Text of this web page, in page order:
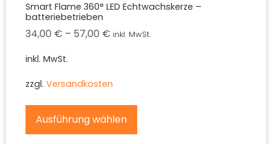
Smart Flame 360° LED Echtwachskerze –
batteriebetrieben
34,00 € – 57,00 € inkl. MwSt.
inkl. MwSt.
zzgl. Versandkosten
Ausführung wählen